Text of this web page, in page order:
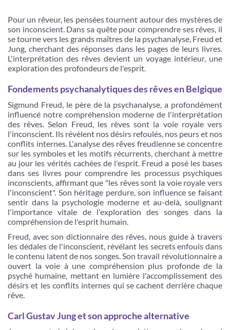
Pour un rêveur, les pensées tournent autour des mystères de
son inconscient. Dans sa quête pour comprendre ses rêves, il
se tourne vers les grands maîtres de la psychanalyse, Freud et
Jung, cherchant des réponses dans les pages de leurs livres.
L'interprétation des rêves devient un voyage intérieur, une
exploration des profondeurs de l'esprit.
Fondements psychanalytiques des rêves en Belgique
Sigmund Freud, le père de la psychanalyse, a profondément
influencé notre compréhension moderne de l'interprétation
des rêves. Selon Freud, les rêves sont la voie royale vers
l'inconscient. Ils révèlent nos désirs refoulés, nos peurs et nos
conflits internes. L'analyse des rêves freudienne se concentre
sur les symboles et les motifs récurrents, cherchant à mettre
au jour les vérités cachées de l'esprit. Freud a posé les bases
dans ses livres pour comprendre les processus psychiques
inconscients, affirmant que "les rêves sont la voie royale vers
l'inconscient". Son héritage perdure, son influence se faisant
sentir dans la psychologie moderne et au-delà, soulignant
l'importance vitale de l'exploration des songes dans la
compréhension de l'esprit humain.
Freud, avec son dictionnaire des rêves, nous guide à travers
les dédales de l'inconscient, révélant les secrets enfouis dans
le contenu latent de nos songes. Son travail révolutionnaire a
ouvert la voie à une compréhension plus profonde de la
psyché humaine, mettant en lumière l'accomplissement des
désirs et les conflits internes qui se cachent derrière chaque
rêve.
Carl Gustav Jung et son approche alternative